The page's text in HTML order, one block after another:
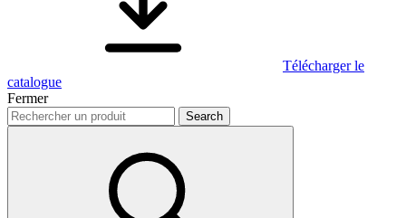
Télécharger le
catalogue
Fermer